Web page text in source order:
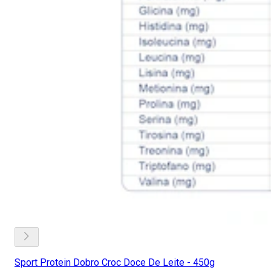
Sport Protein Dobro Croc Doce De Leite - 450g